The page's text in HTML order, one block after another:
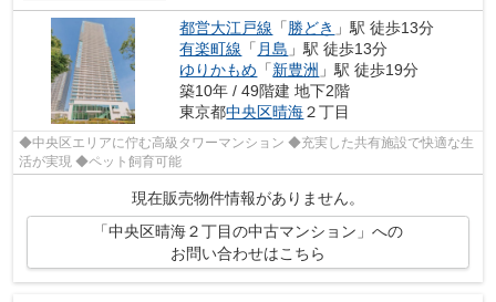
都営大江戸線 「 勝どき 」駅 徒歩13分
有楽町線 「 月島 」駅 徒歩13分
ゆりかもめ 「新豊洲 」駅 徒歩19分
築10年 / 49階建 地下2階
東京都中央区晴海２丁目
◆中央区エリアに佇む高級タワーマンション ◆充実した共有施設で快適な生
活が実現 ◆ペット飼育可能
現在販売物件情報がありません。
「中央区晴海２丁目の中古マンション」への
お問い合わせはこちら